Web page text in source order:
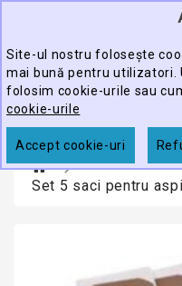
Site-ul nostru folosește
mai bună pentru utilizatori.
folosim cookie-urile sau
cookie-urile
Accept cookie-uri
ECHIPAMENTE
PROFESIONALE
ACCESORII
PROMOTII
Set 5 saci pentru